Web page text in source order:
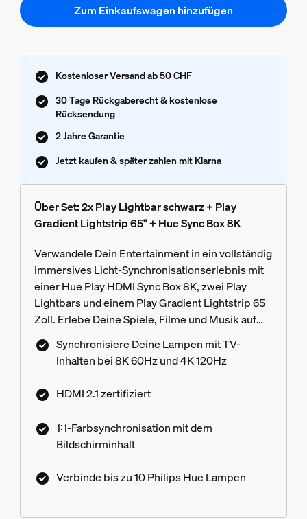
Zum Einkaufswagen hinzufügen
Kostenloser Versand ab 50 CHF
30 Tage Rückgaberecht & kostenlose
Rücksendung
2 Jahre Garantie
Jetzt kaufen & später zahlen mit Klarna
Über Set: 2x Play Lightbar schwarz + Play
Gradient Lightstrip 65" + Hue Sync Box 8K
Verwandele Dein Entertainment in ein vollständig
immersives Licht-Synchronisationserlebnis mit
einer Hue Play HDMI Sync Box 8K, zwei Play
Lightbars und einem Play Gradient Lightstrip 65
Zoll. Erlebe Deine Spiele, Filme und Musik auf
eine ganz neue Art und Weise!
Synchronisiere Deine Lampen mit TV-
Inhalten bei 8K 60Hz und 4K 120Hz
HDMI 2.1 zertifiziert
1:1-Farbsynchronisation mit dem
Bildschirminhalt
Verbinde bis zu 10 Philips Hue Lampen